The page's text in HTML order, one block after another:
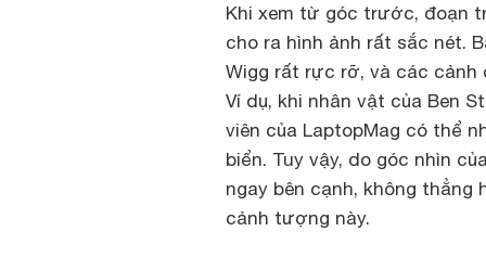
Khi xem từ góc trước, đoạn
cho ra hình ảnh rất sắc nét.
Wigg rất rực rỡ, và các
Ví dụ, khi nhân vật của Ben
viên của LaptopMag có thể
biển. Tuy vậy, do góc nhìn
ngay bên cạnh, không
cảnh tượng này.